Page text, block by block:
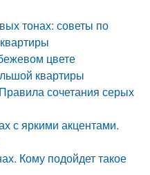
тонах: советы по
цвете
квартиры
сочетания серых
с яркими акцентами.
Кому подойдет такое